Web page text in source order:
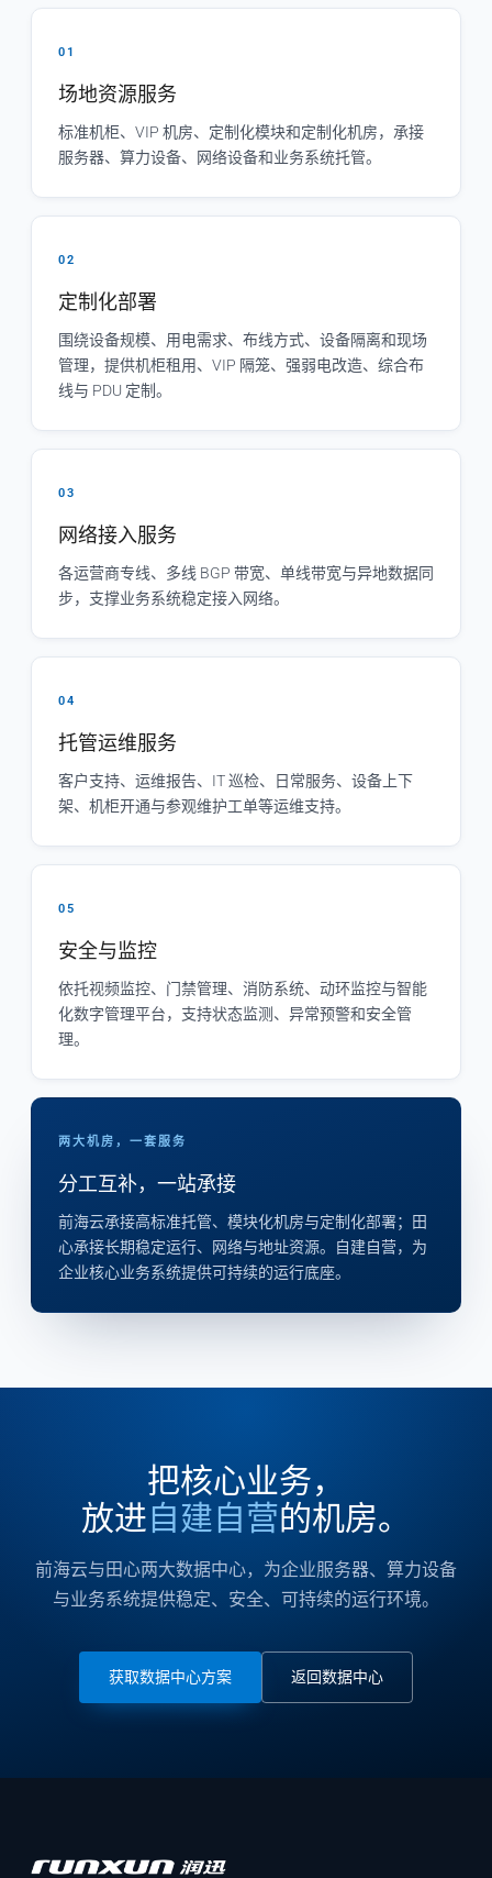
01
场地资源服务
标准机柜、VIP 机房、定制化模块和定制化机房，承接
服务器、算力设备、网络设备和业务系统托管。
02
定制化部署
围绕设备规模、用电需求、布线方式、设备隔离和现场
管理，提供机柜租用、VIP 隔笼、强弱电改造、综合布
线与 PDU 定制。
03
网络接入服务
各运营商专线、多线 BGP 带宽、单线带宽与异地数据同
步，支撑业务系统稳定接入网络。
04
托管运维服务
客户支持、运维报告、IT 巡检、日常服务、设备上下
架、机柜开通与参观维护工单等运维支持。
05
安全与监控
依托视频监控、门禁管理、消防系统、动环监控与智能
化数字管理平台，支持状态监测、异常预警和安全管
理。
两大机房，一套服务
分工互补，一站承接
前海云承接高标准托管、模块化机房与定制化部署；田
心承接长期稳定运行、网络与地址资源。自建自营，为
企业核心业务系统提供可持续的运行底座。
把核心业务，
放进自建自营的机房。
前海云与田心两大数据中心，为企业服务器、算力设备
与业务系统提供稳定、安全、可持续的运行环境。
获取数据中心方案 返回数据中心